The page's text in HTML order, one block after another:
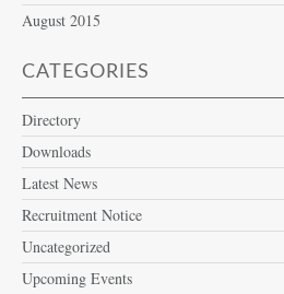
August 2015
CATEGORIES
Directory
Downloads
Latest News
Recruitment Notice
Uncategorized
Upcoming Events